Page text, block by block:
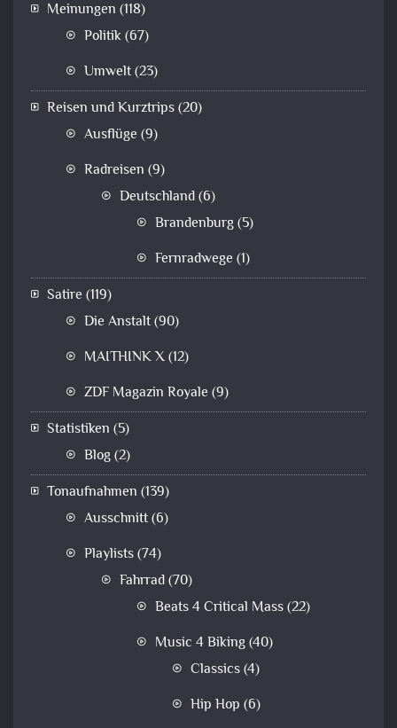
Meinungen (118)
Politik(67)
Umwelt(23)
Reisen und Kurztrips(20)
Ausflüge (9)
Radreisen (9)
Deutschland(6)
Brandenburg(5)
Fernradwege (1)
Satire (119)
Die Anstalt(90)
MAITHINK X(12)
ZDF Magazin Royale (9)
Statistiken (5)
Blog(2)
Tonaufnahmen (139)
Ausschnitt(6)
Playlists(74)
Fahrrad(70)
Beats 4 Critical Mass(22)
Music 4 Biking(40)
Classics(4)
Hip Hop (6)